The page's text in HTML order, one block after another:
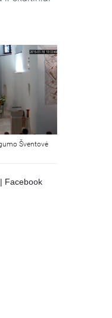
Šventovė
Facebook